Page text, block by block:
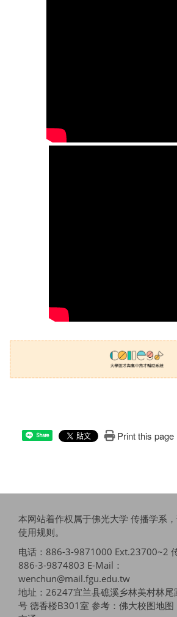
Share Print this page
本网站着作权属于佛光大学 传播学系
使用规则。
电话：886-3-9871000 Ext.23700~2
886-3-9874803 E-Mail：
wenchun@mail.fgu.edu.tw
地址：26247宜兰县礁溪乡林美村林尾
号 德香楼B301室 参考： 佛大校图地图